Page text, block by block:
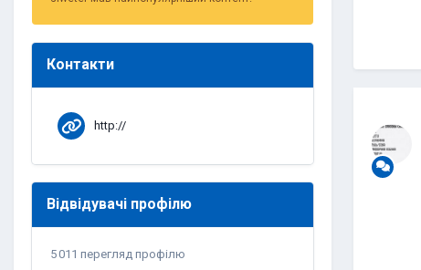
Контакти
http://
Відвідувачі профілю
5 011 перегляд профілю